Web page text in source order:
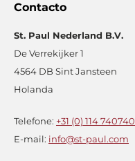
Contacto
St. Paul Nederland B.V.
De Verrekijker 1
4564 DB Sint Jansteen
Holanda
Telefone: +31 (0) 114 740740
E-mail: info@st-paul.com